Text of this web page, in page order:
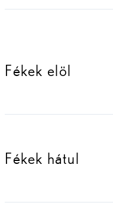
Fékek elöl
Fékek hátul